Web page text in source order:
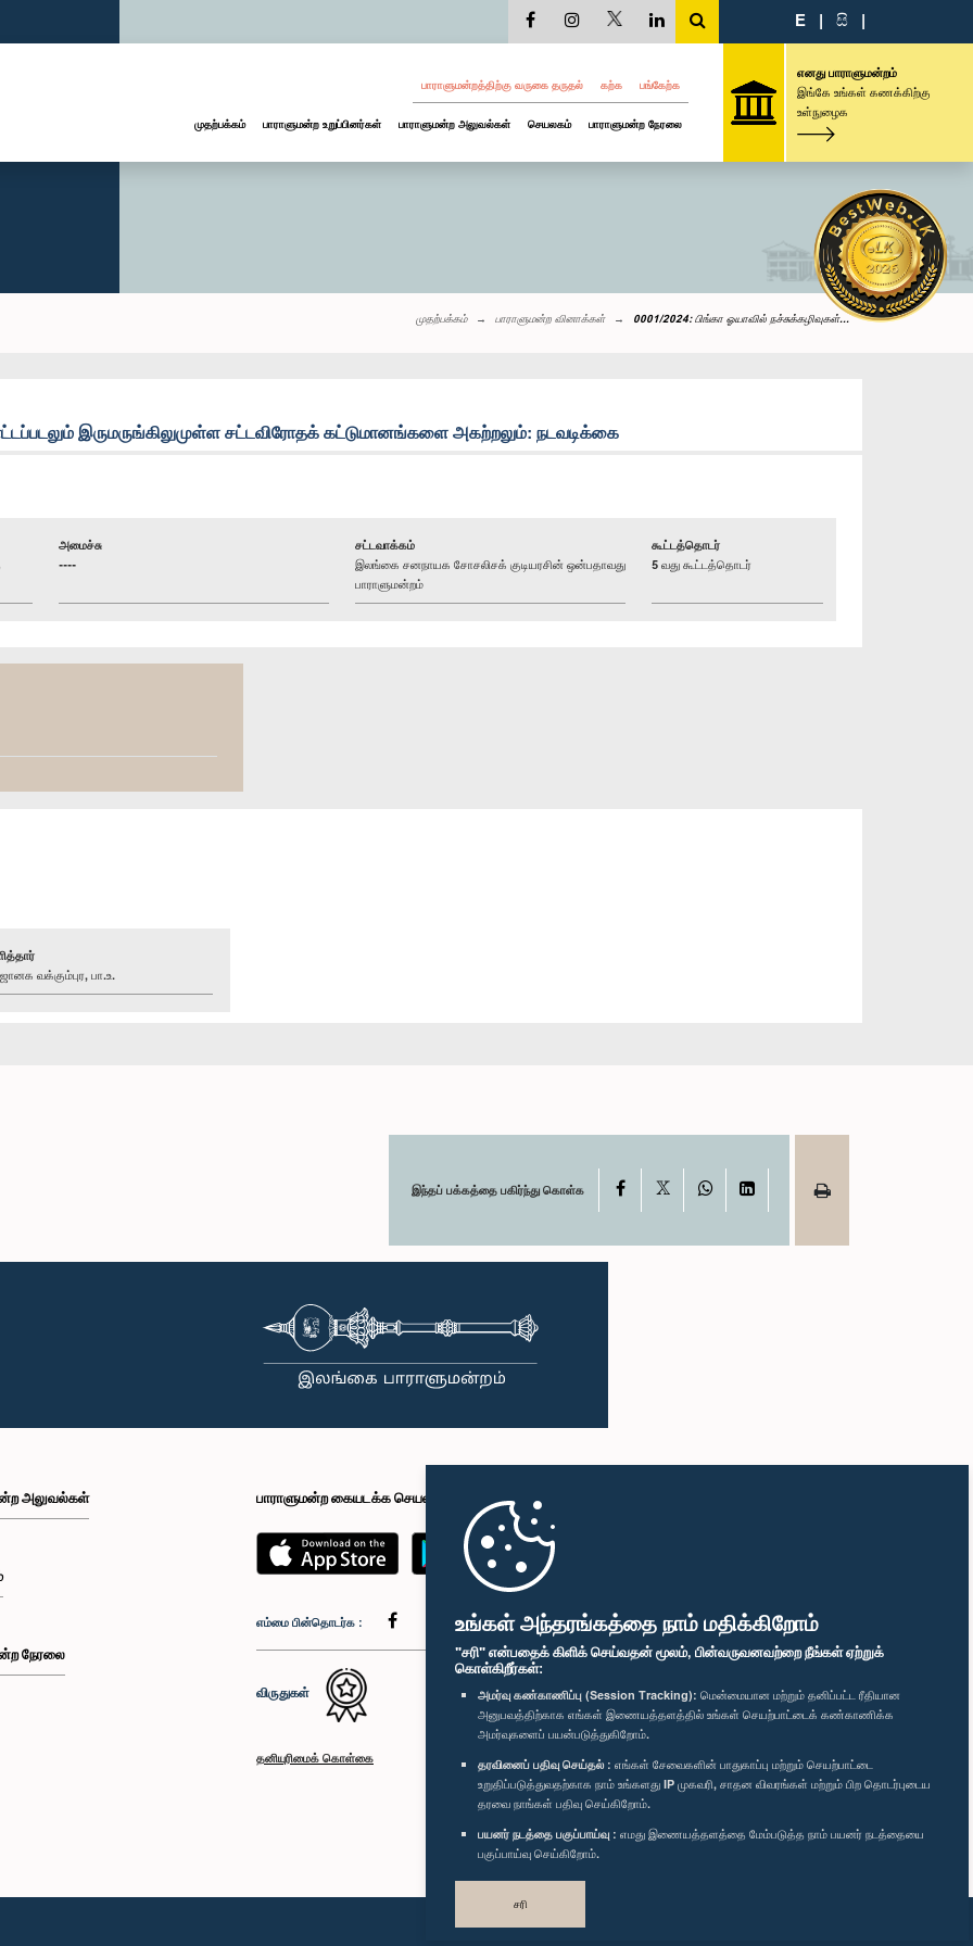
உங்கள் அந்தரங்கத்தை நாம் மதிக்கிறோம்
"சரி" என்பதைக் கிளிக் செய்வதன் மூலம், பின்வருவனவற்றை நீங்கள் ஏற்றுக்
கொள்கிறீர்கள்:
அமர்வு கண்காணிப்பு (Session Tracking): மென்மையான மற்றும் தனிப்பட்ட ரீதியான
அனுபவத்திற்காக எங்கள் இணையத்தளத்தில் உங்கள் செயற்பாட்டைக் கண்காணிக்க
அமர்வுகளைப் பயன்படுத்துகிறோம்.
தரவினைப் பதிவு செய்தல் : எங்கள் சேவைகளின் பாதுகாப்பு மற்றும் செயற்பாட்டை
உறுதிப்படுத்துவதற்காக நாம் உங்களது IP முகவரி, சாதன விவரங்கள் மற்றும் பிற தொடர்புடைய
தரவை நாங்கள் பதிவு செய்கிறோம்.
பயனர் நடத்தை பகுப்பாய்வு : எமது இணையத்தளத்தை மேம்படுத்த நாம் பயனர் நடத்தையை
பகுப்பாய்வு செய்கிறோம்.
சரி
E | සි |
பாராளுமன்றத்திற்கு வருகை தருதல் கற்க பங்கேற்க
முதற்பக்கம் பாராளுமன்ற உறுப்பினர்கள் பாராளுமன்ற அலுவல்கள் செயலகம் பாராளுமன்ற நேரலை
எனது பாராளுமன்றம்
இங்கே உங்கள் கணக்கிற்கு
உள்நுழைக
முதற்பக்கம் பாராளுமன்ற வினாக்கள் 0001/2024: ‍பிங்கா ஓயாவில் நச்சுக்கழிவுகள்...
இருமருங்கிலுமுள்ள சட்டவிரோதக் கட்டுமானங்களை அகற்றலும்: நடவடிக்கை
அமைச்சு
----
சட்டவாக்கம்
இலங்கை சனநாயக சோசலிசக் குடியரசின் ஒன்பதாவது
பாராளுமன்றம்
கூட்டத்தொடர்
5 வது கூட்டத்தொடர்
வக்கும்புர, பா.உ.
இந்தப் பக்கத்தை பகிர்ந்து கொள்க Facebook WhatsAppLinkedIn
அலுவல்கள்
நேரலை
பாராளுமன்ற கையடக்க செயலி
எம்மை பின்தொடர்க :
விருதுகள்
தனியுரிமைக் கொள்கை